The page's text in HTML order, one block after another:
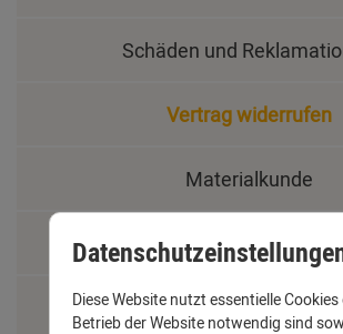
Schäden und
Vertrag widerrufen
Materialkunde
Fachbegriffe
Jobs
Diese Website nutzt essentielle
Betrieb der Website notwendig sind